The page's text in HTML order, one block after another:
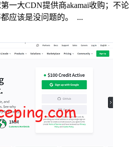
一大CDN提供商akamai收购；不论
应该是没问题的。 ...